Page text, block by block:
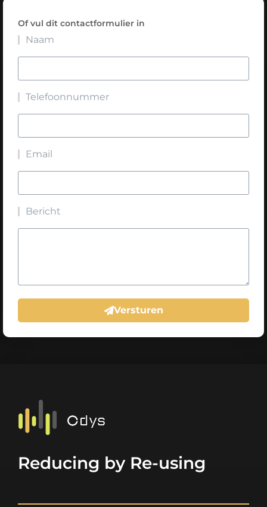
Of vul dit contactformulier in
Naam
Telefoonnummer
Email
Bericht
Versturen
Reducing by Re-using